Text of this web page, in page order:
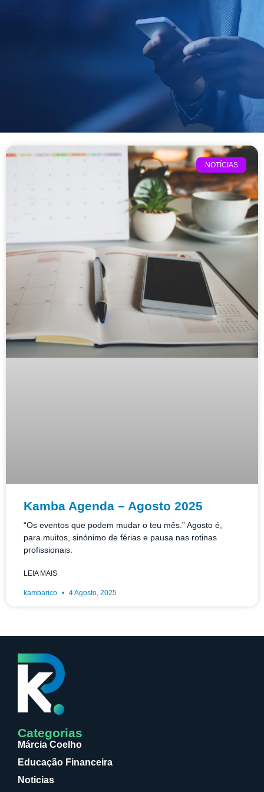
NOTÍCIAS
Kamba Agenda – Agosto 2025
“Os eventos que podem mudar o teu mês.” Agosto é,
para muitos, sinónimo de férias e pausa nas rotinas
profissionais.
LEIA MAIS
kambarico 4 Agosto, 2025
Categorias
Márcia Coelho
Educação Financeira
Noticias